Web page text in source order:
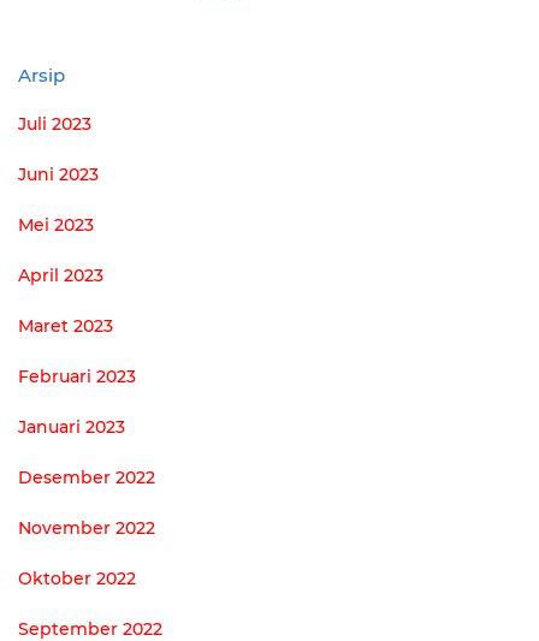
Arsip
Juli 2023
Juni 2023
Mei 2023
April 2023
Maret 2023
Februari 2023
Januari 2023
Desember 2022
November 2022
Oktober 2022
September 2022